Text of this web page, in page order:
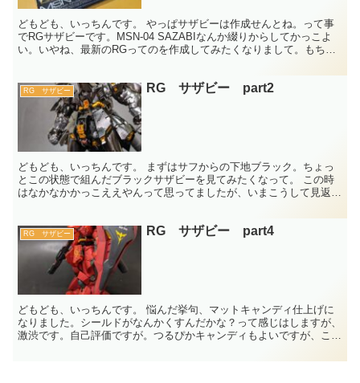
どもども、いっちんです。 やっぱサザビーは作成せんとね。って事
でRGサザビーです。MSN-04 SAZABIなんか綴りからしてかっこよ
い。いやね、最新のRGってのを作成してみたくなりまして。もちろ
RG サザビー RG サザビー part2
どもども、いっちんです。 まずはサフからの下地ブラック。ちょっ
とこの状態で組んだブラックサザビーを見てみたくなって。 この時
はなかなかかっこええやんって思ってましたが、いまこうして見返し
RG サザビー RG サザビー part4
どもども、いっちんです。 悩んだ挙句、マットキャンディ仕上げに
なりました。シールドがなんかくすんだかな？って感じはしますが、
激渋です。自己評価ですが。つるぴかキャンディもよいですが、この